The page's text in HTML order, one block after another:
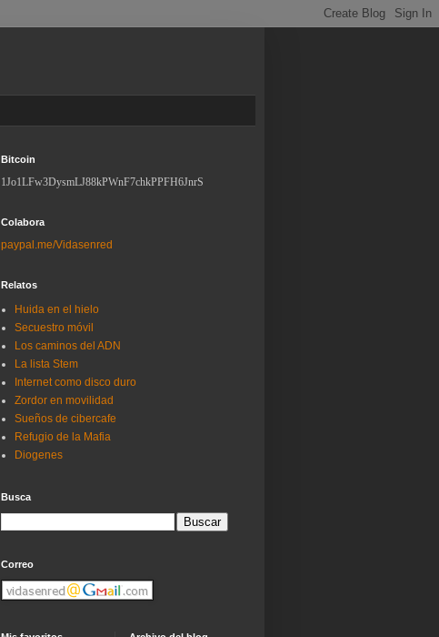
Bitcoin
1Jo1LFw3DysmLJ88kPWnF7chkPPFH6JnrS
Colabora
paypal.me/Vidasenred
Relatos
Huida en el hielo
Secuestro móvil
Los caminos del ADN
La lista Stem
Internet como disco duro
Zordor en movilidad
Sueños de cibercafe
Refugio de la Mafia
Diogenes
Busca
Correo